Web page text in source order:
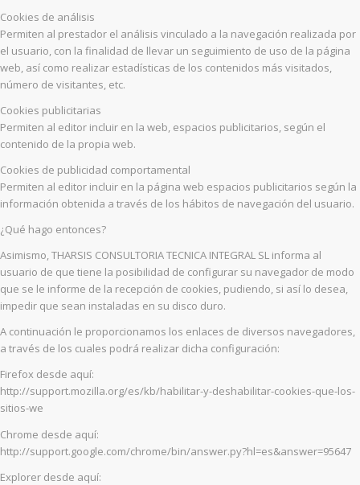
Cookies de análisis
Permiten al prestador el análisis vinculado a la navegación realizada por
el usuario, con la finalidad de llevar un seguimiento de uso de la página
web, así como realizar estadísticas de los contenidos más visitados,
número de visitantes, etc.
Cookies publicitarias
Permiten al editor incluir en la web, espacios publicitarios, según el
contenido de la propia web.
Cookies de publicidad comportamental
Permiten al editor incluir en la página web espacios publicitarios según la
información obtenida a través de los hábitos de navegación del usuario.
¿Qué hago entonces?
Asimismo, THARSIS CONSULTORIA TECNICA INTEGRAL SL informa al
usuario de que tiene la posibilidad de configurar su navegador de modo
que se le informe de la recepción de cookies, pudiendo, si así lo desea,
impedir que sean instaladas en su disco duro.
A continuación le proporcionamos los enlaces de diversos navegadores,
a través de los cuales podrá realizar dicha configuración:
Firefox desde aquí:
http://support.mozilla.org/es/kb/habilitar-y-deshabilitar-cookies-que-los-
sitios-we
Chrome desde aquí:
http://support.google.com/chrome/bin/answer.py?hl=es&answer=95647
Explorer desde aquí: